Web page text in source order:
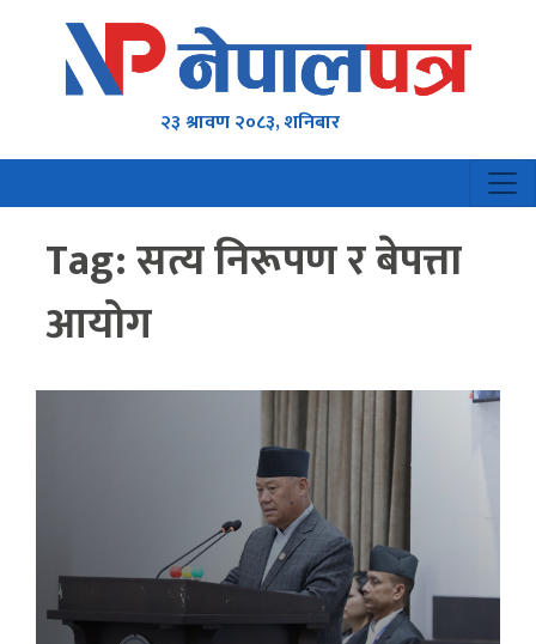
२३ श्रावण २०८३, शनिबार
Tag:सत्य निरूपण र बेपत्ता
आयोग